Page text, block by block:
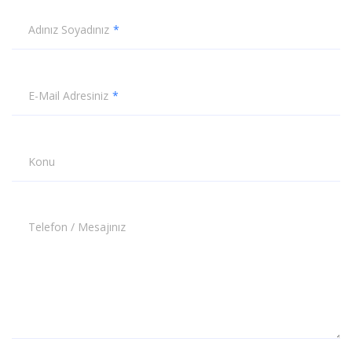
Adınız Soyadınız
E-Mail Adresiniz
Konu
Telefon / Mesajınız